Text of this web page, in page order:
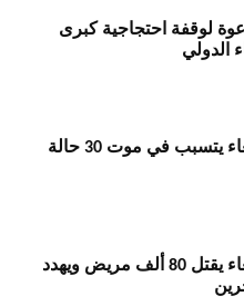
دعوة لوقفة احتجاجية كبرى
الدولي
إغلاق مطار صنعاء يتسبب في موت 30 حالة
إغلاق مطار صنعاء يقتل 80 ألف مريض ويهدد